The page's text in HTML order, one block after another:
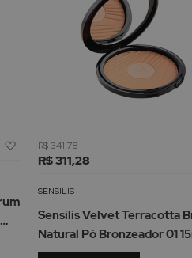
Adicionar
Desejos
R$ 311,28
R$ 341,78
SENSILIS
Sensilis Velvet Terracotta
Natural Pó Bronzeador 01